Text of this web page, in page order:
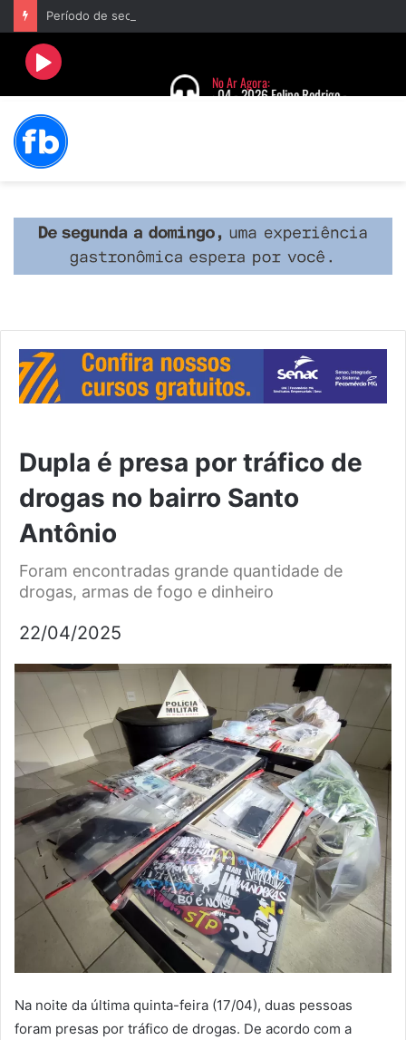
Dupla é presa por tráfico de
drogas no bairro Santo
Antônio
Foram encontradas grande quantidade de
drogas, armas de fogo e dinheiro
22/04/2025
Na noite da última quinta-feira (17/04), duas pessoas
foram presas por tráfico de drogas. De acordo com a